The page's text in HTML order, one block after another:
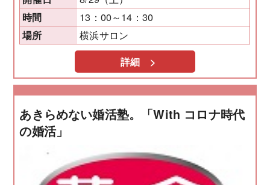
時間 13：00～14：30
場所 横浜サロン
詳細 >
あきらめない婚活塾。「With コロナ時代
の婚活」